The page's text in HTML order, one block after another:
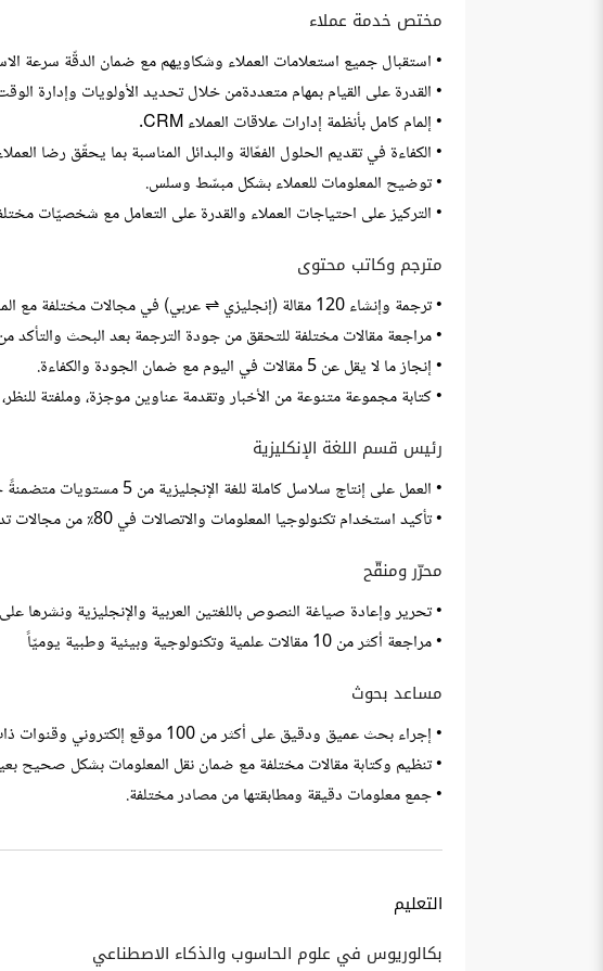
مختص خدمة عملاء
• استقبال جميع استعلامات العملاء وشكاويهم مع ضمان الدقّة سرعة
• القدرة على القيام بمهام متعددةمن خلال تحديد الأولويات وإدارة
• إلمام كامل بأنظمة إدارات علاقات العملاء CRM.
• الكفاءة في تقديم الحلول الفعّالة والبدائل المناسبة بما يحقّق رضا
• توضيح المعلومات للعملاء بشكل مبسّط وسلس.
• التركيز على احتياجات العملاء والقدرة على التعامل مع شخصيّات
مترجم وكاتب محتوى
• ترجمة وإنشاء 120 مقالة (إنجليزي ⇌ عربي) في مجالات مختلفة مع المحافظة على معنى ونبرة النص الأصليين.
• مراجعة مقالات مختلفة للتحقق من جودة الترجمة بعد البحث
• إنجاز ما لا يقل عن 5 مقالات في اليوم مع ضمان الجودة والكفاءة.
• كتابة مجموعة متنوعة من الأخبار وتقدمة عناوين موجزة، وملفتة
رئيس قسم اللغة الإنكليزية
• العمل على إنتاج سلاسل كاملة للغة الإنجليزية من 5 مستويات متضمنةً جميع المهارات الأساسية (الاستماع والقراءة والكتابة والتحدث).
• تأكيد استخدام تكنولوجيا المعلومات والاتصالات في 80٪ من مجالات تدريس اللغة الإنجليزية.
محرّر ومنقّح
• تحرير وإعادة صياغة النصوص باللغتين العربية والإنجليزية ونشرها
• مراجعة أكثر من 10 مقالات علمية وتكنولوجية وبيئية وطبية يوميّاً
مساعد بحوث
• إجراء بحث عميق ودقيق على أكثر من 100 موقع إلكتروني وقنوات ذات موثوقية عالية.
• تنظيم وكتابة مقالات مختلفة مع ضمان نقل المعلومات بشكل صحيح
• جمع معلومات دقيقة ومطابقتها من مصادر مختلفة.
التعليم
بكالوريوس في علوم الحاسوب والذكاء الاصطناعي